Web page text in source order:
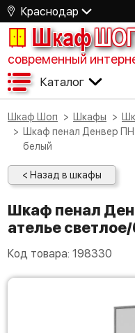
Краснодар
Шкаф
современный
Каталог
Шкаф Шоп Шкафы
Шкаф пенал Денвер ПН-01 в спальню ателье светлое/
белый
< Назад в шкафы
Шкаф пенал Денвер ПН-01 в спальню
ателье
Код товара: 198330